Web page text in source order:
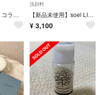
soel RETOUCH コラボ商品【LIVING-OIL SOAP】
洗顔料
【新品未使用】soel LIVING-OIL SOAP 生せっけん
¥ 3,100